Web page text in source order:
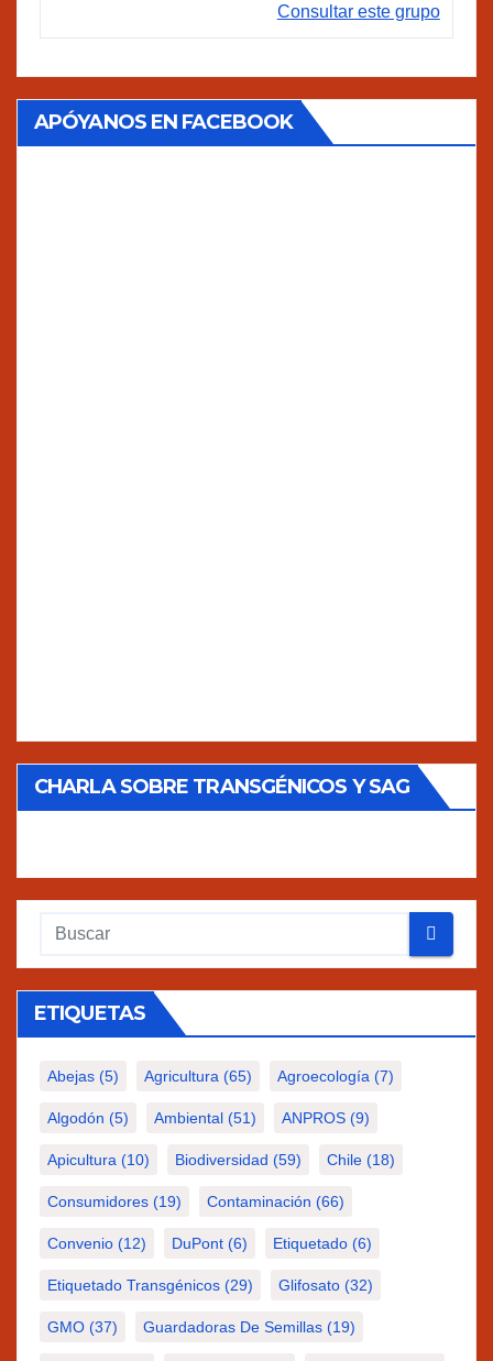
Consultar este grupo
APÓYANOS EN FACEBOOK
CHARLA SOBRE TRANSGÉNICOS Y SAG
ETIQUETAS
Abejas (5) Agricultura (65) Agroecología (7)
Algodón (5) Ambiental (51) ANPROS (9)
Apicultura (10) Biodiversidad (59) Chile (18)
Consumidores (19) Contaminación (66)
Convenio (12) DuPont (6) Etiquetado (6)
Etiquetado Transgénicos (29) Glifosato (32)
GMO (37) Guardadoras De Semillas (19)